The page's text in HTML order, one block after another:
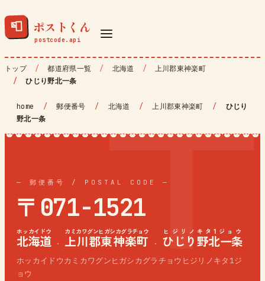
📮 ポストくん
トップ 都道府県一覧 北海道
上川郡東神楽町
ひじり野北一条
home / 郵便番号 / 北海道 / 上川郡東神楽町 /
ひじり
野北一条
— 郵便番号 / POSTAL CODE —
〒071-1521
北海道
ホッカイドウ
· 上川郡東神楽町
カミカワグンヒガシカグラチョウ
· ひじり野北一条
ヒジリノキタ1ジョウ
ホッカイドウカミカワグンヒガシカグラチョウヒジリノキタ1ジ
ョウ